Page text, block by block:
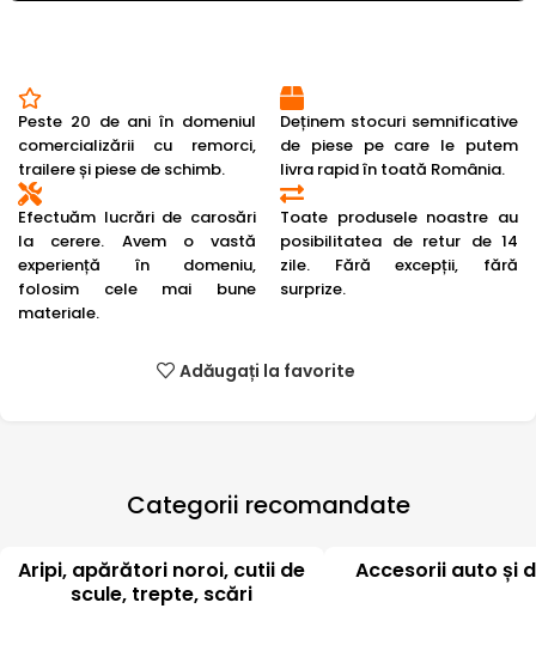
Peste 20 de ani în domeniul
comercializării cu remorci,
trailere și piese de schimb.
Efectuăm lucrări de carosări
la cerere. Avem o vastă
experiență în domeniu,
folosim cele mai bune
materiale.
Deținem stocuri semnificative
de piese pe care le putem
livra rapid în toată România.
Toate produsele noastre au
posibilitatea de retur de 14
zile. Fără excepții, fără
surprize.
Adăugați la favorite
Categorii recomandate
Aripi, apărători noroi, cutii de
scule, trepte, scări
Accesorii auto și